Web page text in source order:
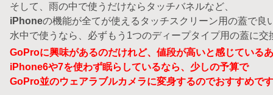
そして、雨の中で使うだけならタッチバネルなど、
iPhoneの機能が全てが使えるタッチスクリーン用の蓋で良
水中で使うなら、必ずもう1つのディープタイプ用の蓋に交
GoProに興味があるのだけれど、値段が高いと感じている
iPhone6や7を使わず眠らしているなら、少しの予算で
GoPro並のウェアラブルカメラに変身するのでおすすめで